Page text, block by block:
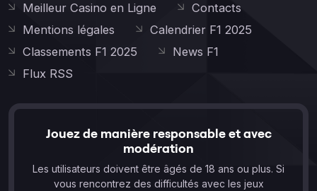
Meilleur Casino en Ligne
Contacts
Mentions légales
Calendrier F1 2025
Classements F1 2025
News F1
Flux RSS
Jouez de manière responsable et avec
modération
Les utilisateurs doivent être âgés de 18 ans ou plus. Si
vous rencontrez des difficultés avec les jeux